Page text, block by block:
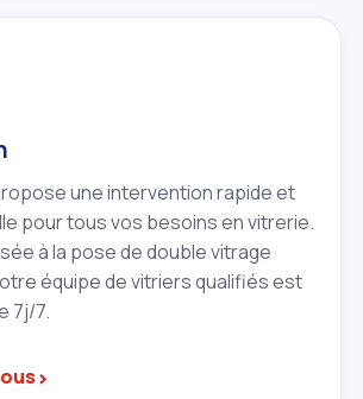
une intervention rapide et
pour tous vos besoins en vitrerie.
à la pose de double vitrage
équipe de vitriers qualifiés est
7j/7.
›